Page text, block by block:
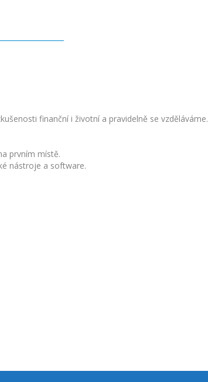
finanční i životní a pravidelně se vzděláváme.
prvním místě.
nástroje a software.